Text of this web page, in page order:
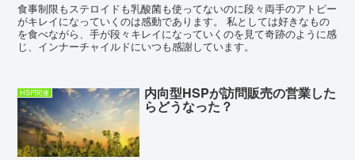
食事制限もステロイドも乳酸菌も使ってないのに段々両手のアトピー
がキレイになっていくのは感動であります。 私としては好きなもの
を食べながら、手が段々キレイになっていくのを見て奇跡のように感
じ、インナーチャイルドにいつも感謝しています。
HSP関連 内向型HSPが訪問販売の営業した
らどうなった？